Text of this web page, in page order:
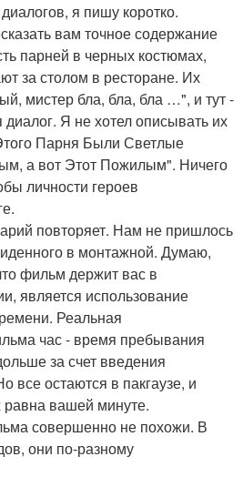
я пишу коротко.
вам точное содержание
парней в черных костюмах,
за столом в ресторане. Их
мистер бла, бла, бла …", и тут -
диалог. Я не хотел описывать их
Парня Были Светлые
а вот Этот Пожилым". Ничего
личности героев
повторяет. Нам не пришлось
в монтажной. Думаю,
фильм держит вас в
является использование
Реальная
час - время пребывания
за счет введения
все остаются в пакгаузе, и
равна вашей минуте.
совершенно не похожи. В
они по-разному